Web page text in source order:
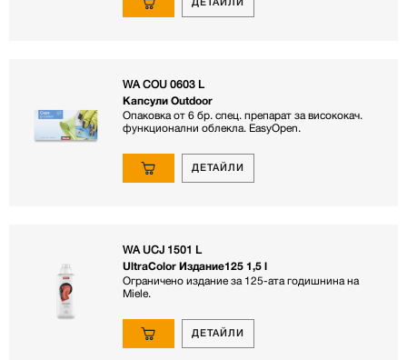
WA COU 0603 L
Капсули Outdoor
Опаковка от 6 бр. спец. препарат за висококач.
функционални облекла. EasyOpen.
ДЕТАЙЛИ
WA UCJ 1501 L
UltraColor Издание125 1,5 l
Ограничено издание за 125-ата годишнина на
Miele.
ДЕТАЙЛИ